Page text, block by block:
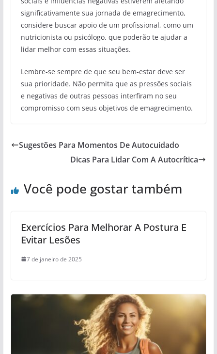
significativamente sua jornada de emagrecimento,
considere buscar apoio de um profissional, como um
nutricionista ou psicólogo, que poderão te ajudar a
lidar melhor com essas situações.
Lembre-se sempre de que seu bem-estar deve ser
sua prioridade. Não permita que as pressões sociais
e negativas de outras pessoas interfiram no seu
compromisso com seus objetivos de emagrecimento.
Sugestões Para Momentos De Autocuidado
Dicas Para Lidar Com A Autocrítica
Você pode gostar também
Exercícios Para Melhorar A Postura E
Evitar Lesões
7 de janeiro de 2025